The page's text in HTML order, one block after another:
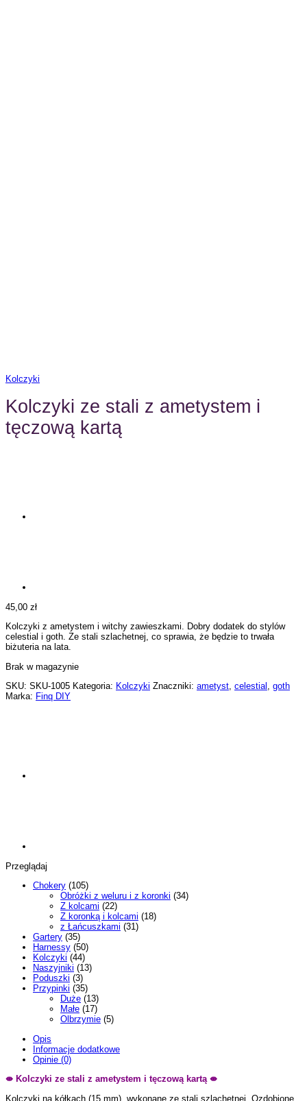
Kolczyki
Kolczyki ze stali z ametystem i
tęczową kartą
45,00 zł
Kolczyki z ametystem i witchy zawieszkami. Dobry dodatek do stylów
celestial i goth. Ze stali szlachetnej, co sprawia, że będzie to trwała
biżuteria na lata.
Brak w magazynie
SKU: SKU-1005 Kategoria: Kolczyki Znaczniki: ametyst celestial
goth
Marka: Finq DIY
Przeglądaj
Chokery (105)
Obróżki z weluru i z koronki (34)
Z kolcami (22)
Z koronką i kolcami (18)
z Łańcuszkami (31)
Gartery (35)
Harnessy (50)
Kolczyki (44)
Naszyjniki (13)
Poduszki (3)
Przypinki (35)
Duże (13)
Małe (17)
Olbrzymie (5)
Opis
Informacje dodatkowe
Opinie (0)
⇼ Kolczyki ze stali z ametystem i tęczową kartą ⇼
Kolczyki na kółkach (15 mm), wykonane ze stali szlachetnej. Ozdobione